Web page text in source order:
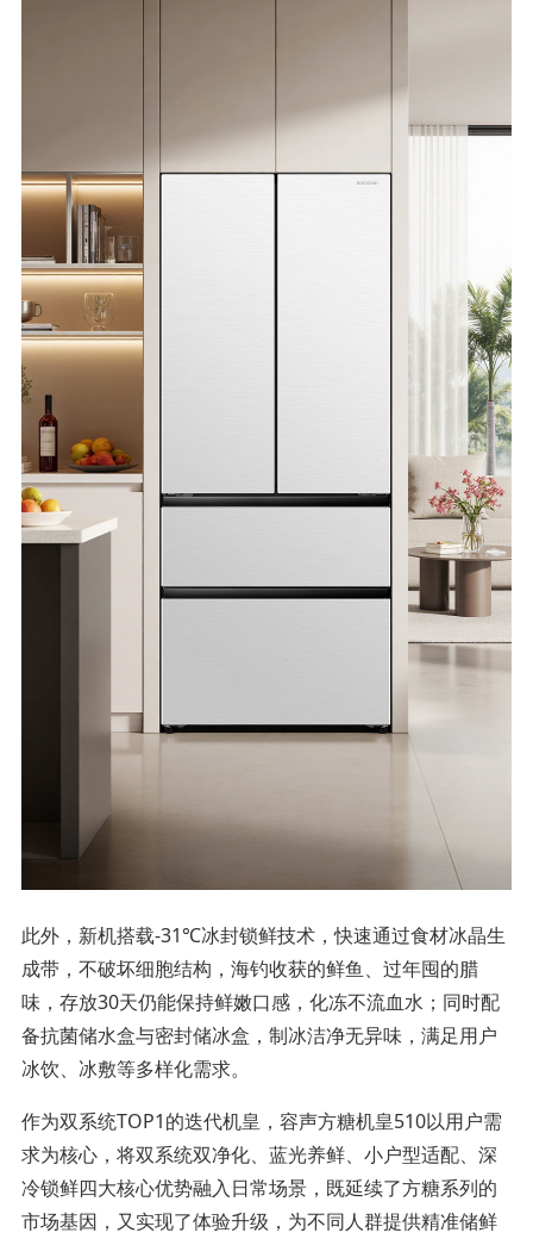
此外，新机搭载-31℃冰封锁鲜技术，快速通过食材冰晶生
成带，不破坏细胞结构，海钓收获的鲜鱼、过年囤的腊
味，存放30天仍能保持鲜嫩口感，化冻不流血水；同时配
备抗菌储水盒与密封储冰盒，制冰洁净无异味，满足用户
冰饮、冰敷等多样化需求。
作为双系统TOP1的迭代机皇，容声方糖机皇510以用户需
求为核心，将双系统双净化、蓝光养鲜、小户型适配、深
冷锁鲜四大核心优势融入日常场景，既延续了方糖系列的
市场基因，又实现了体验升级，为不同人群提供精准储鲜